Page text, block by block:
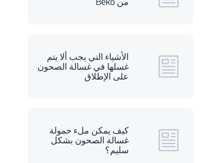
الأشياء التي يجب ألا يتم
غسلها في غسالة الصحون
على الإطلاق
كيف يمكن ملء حمولة
غسالة الصحون بشكل
سليم؟